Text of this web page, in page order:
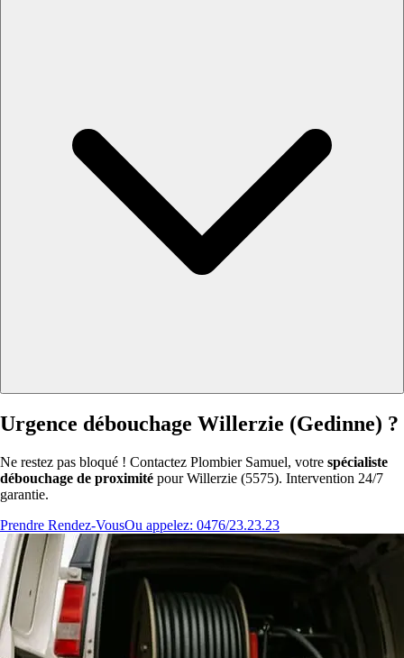
Urgence débouchage Willerzie (Gedinne) ?
Ne restez pas bloqué ! Contactez Plombier Samuel, votre spécialiste
débouchage de proximité pour Willerzie (5575). Intervention 24/7
garantie.
Prendre Rendez-VousOu appelez: 0476/23.23.23